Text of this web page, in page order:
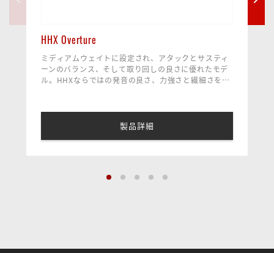
HHX Overture
ミディアムウェイトに設定され、アタックとサスティ
ーンのバランス、そして取り回しの良さに優れたモデ
ル。HHXならではの発音の良さ、力強さと繊細さを兼
レニック氏によって監修されました。
オーバーチュアは"ナチュラルフィニッシュ"を選ぶこ
とができます。価格は"ブリリアントフィニッシュと同
製品詳細